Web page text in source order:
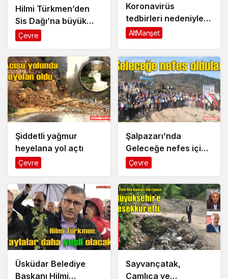
Hilmi Türkmen’den
Sis Dağı’na büyük
hizmet
Çevre
Koronavirüs
tedbirleri nedeniyle
okul bahçesinde
yapılamadı
AltManşet
Şiddetli yağmur
heyelana yol açtı
Çevre
Şalpazarı’nda
Geleceğe nefes için
yüzlerce fidan dikildi
Çevre
Üsküdar Belediye
Başkanı Hilmi
Sayvançatak,
Çamlıca ve